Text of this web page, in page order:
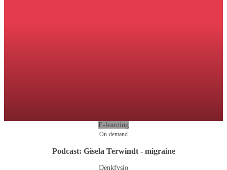
E-learning
On-demand
Podcast: Gisela Terwindt - migraine
Denkfysio